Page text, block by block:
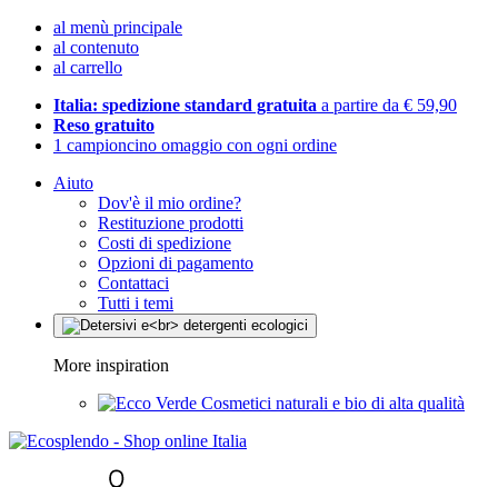
al menù principale
al contenuto
al carrello
Italia: spedizione standard gratuita a partire da € 59,90
Reso gratuito
1 campioncino omaggio con ogni ordine
Aiuto
Dov'è il mio ordine?
Restituzione prodotti
Costi di spedizione
Opzioni di pagamento
Contattaci
Tutti i temi
More inspiration
Cosmetici naturali e bio di alta qualità